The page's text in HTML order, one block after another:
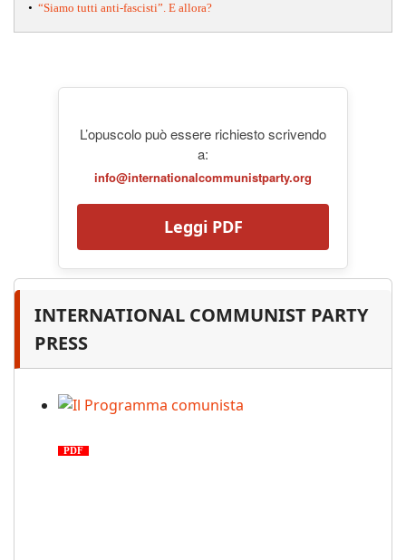
• “Siamo tutti anti-fascisti”. E allora?
L’opuscolo può essere richiesto scrivendo
a:
info@internationalcommunistparty.org
Leggi PDF
INTERNATIONAL COMMUNIST PARTY
PRESS
PDF